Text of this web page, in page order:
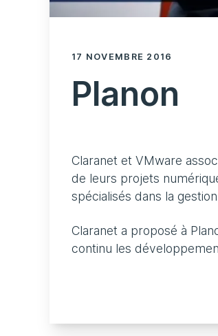
17 NOVEMBRE 2016
Planon
Claranet et VMware
de leurs projets
spécialisés dans la
Claranet a proposé à
continu les